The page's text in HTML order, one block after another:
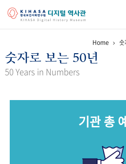
걸어온 길 기관 변천사 역대 기관장
키워드로 보는 연구 역사
Home 숫
숫자로 보는 50년
50 Years in Numbers
기관 총